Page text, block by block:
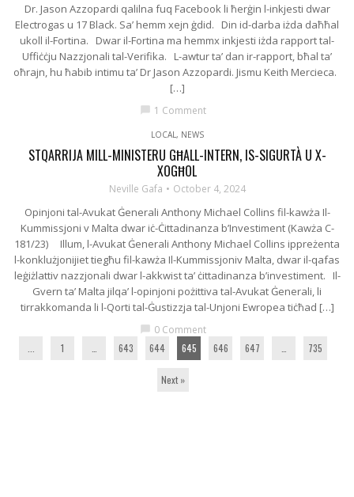
Dr. Jason Azzopardi qalilna fuq Facebook li ħerġin l-inkjesti dwar
Electrogas u 17 Black. Sa’ hemm xejn ġdid. Din id-darba iżda daħħal
ukoll il-Fortina. Dwar il-Fortina ma hemmx inkjesti iżda rapport tal-
Uffiċċju Nazzjonali tal-Verifika. L-awtur ta’ dan ir-rapport, bħal ta’
oħrajn, hu ħabib intimu ta’ Dr Jason Azzopardi. Jismu Keith Mercieca.
[…]
chat_bubble 1 Comment
LOCAL, NEWS
STQARRIJA MILL-MINISTERU GĦALL-INTERN, IS-SIGURTÀ U X-
XOGĦOL
Neville Gafa October 4, 2024
Opinjoni tal-Avukat Ġenerali Anthony Michael Collins fil-kawża Il-
Kummissjoni v Malta dwar iċ-Ċittadinanza b’Investiment (Kawża C-
181/23) Illum, l-Avukat Ġenerali Anthony Michael Collins ippreżenta
l-konklużjonijiet tiegħu fil-kawża Il-Kummissjoniv Malta, dwar il-qafas
leġiżlattiv nazzjonali dwar l-akkwist ta’ ċittadinanza b’investiment. Il-
Gvern ta’ Malta jilqa’ l-opinjoni pożittiva tal-Avukat Ġenerali, li
tirrakkomanda li l-Qorti tal-Ġustizzja tal-Unjoni Ewropea tiċħad […]
chat_bubble 0 Comment
1 643 644 645 646 647 735
Next »